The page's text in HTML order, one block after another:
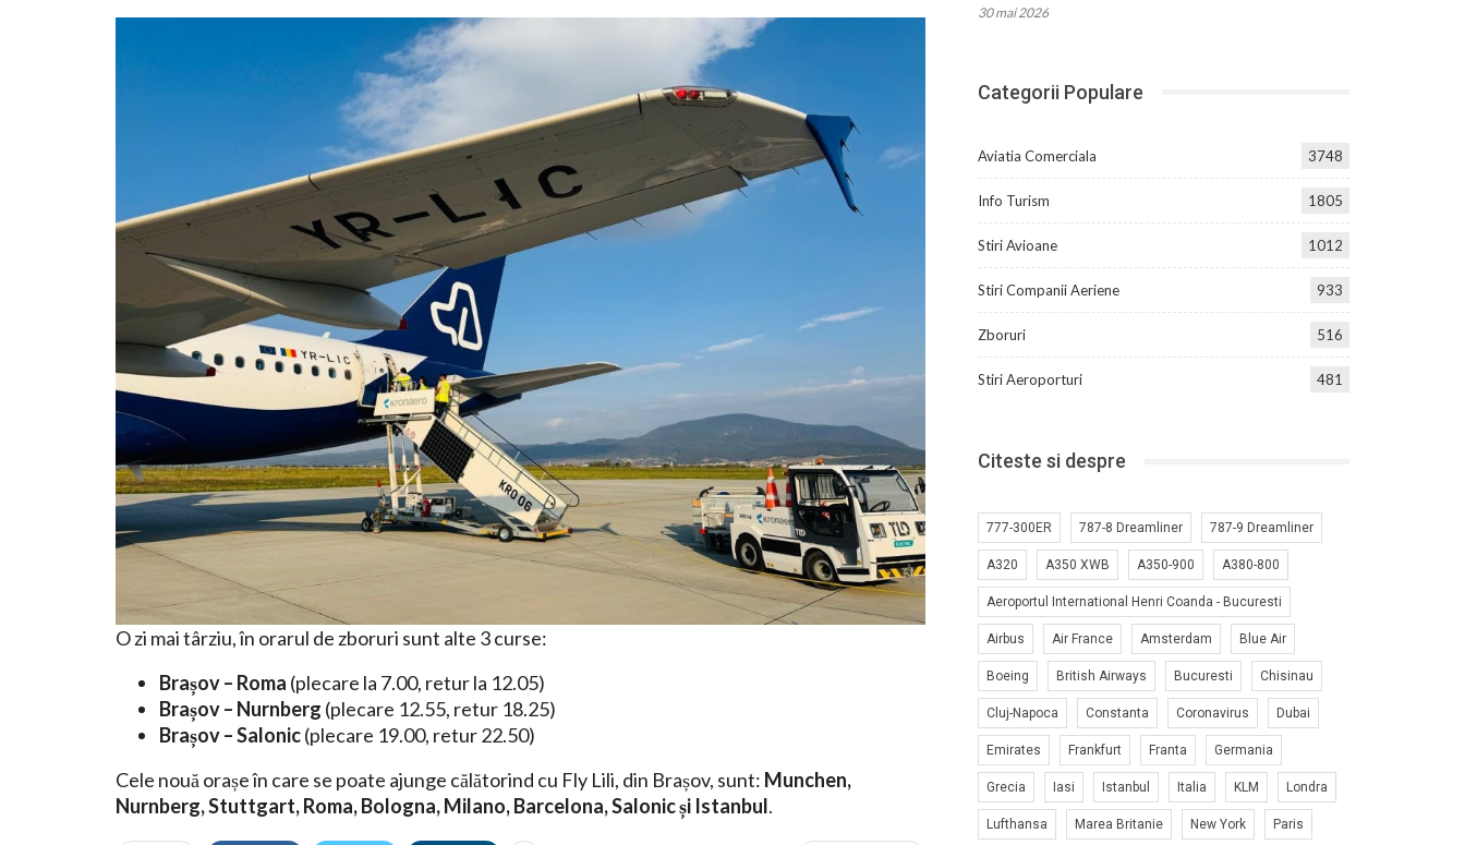
O zi mai târziu, în orarul de zboruri sunt alte 3 curse:
Brașov – Roma (plecare la 7.00, retur la 12.05)
Brașov – Nurnberg (plecare 12.55, retur 18.25)
Brașov – Salonic(plecare 19.00, retur 22.50)
Cele nouă orașe în care se poate ajunge călătorind cu Fly Lili, din Brașov, sunt: Munchen,
Nurnberg, Stuttgart, Roma, Bologna, Milano, Barcelona, Salonic și Istanbul.
30 mai 2026
Categorii Populare
Aviatia Comerciala 3748
Info Turism 1805
Stiri Avioane 1012
Stiri Companii Aeriene 933
Zboruri 516
Stiri Aeroporturi 481
Citeste si despre
777-300ER 787-8 Dreamliner 787-9 Dreamliner
A320 A350 XWB A350-900 A380-800
Aeroportul International Henri Coanda - Bucuresti
Airbus Air France Amsterdam Blue Air
Boeing British Airways Bucuresti Chisinau
Cluj-Napoca Constanta Coronavirus Dubai
Emirates Frankfurt Franta Germania
Grecia Iasi Istanbul Italia KLM Londra
Lufthansa Marea Britanie New York Paris